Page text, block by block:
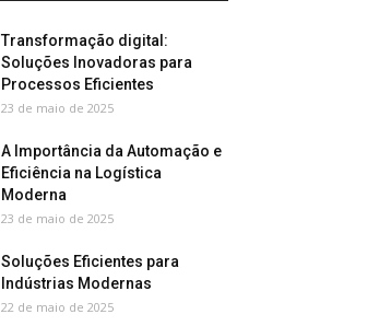
Transformação digital:
Soluções Inovadoras para
Processos Eficientes
23 de maio de 2025
A Importância da Automação e
Eficiência na Logística
Moderna
23 de maio de 2025
Soluções Eficientes para
Indústrias Modernas
22 de maio de 2025